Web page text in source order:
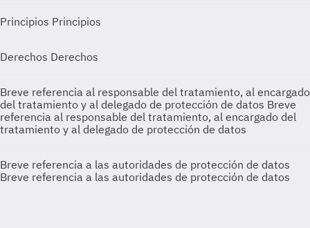
Principios Principios
Derechos Derechos
Breve referencia al responsable del tratamiento, al encargado
del tratamiento y al delegado de protección de datos Breve
referencia al responsable del tratamiento, al encargado del
tratamiento y al delegado de protección de datos
Breve referencia a las autoridades de protección de datos
Breve referencia a las autoridades de protección de datos